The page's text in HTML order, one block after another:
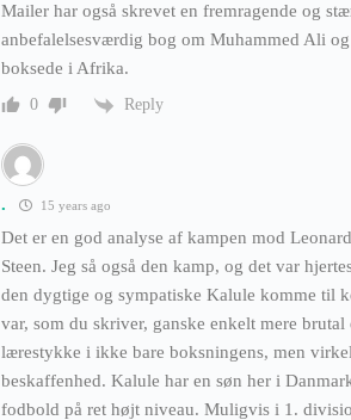
Mailer har også skrevet en fremragende og
anbefalelsesværdig bog om Muhammed Ali
boksede i Afrika.
0 Reply
. 15 years ago
Det er en god analyse af kampen mod
Steen. Jeg så også den kamp, og det var
den dygtige og sympatiske Kalule komme til
var, som du skriver, ganske enkelt mere
lærestykke i ikke bare boksningens, men
beskaffenhed. Kalule har en søn her i
fodbold på ret højt niveau. Muligvis i 1.